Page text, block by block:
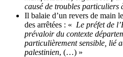
causé de troubles particuliers
Il balaie d’un revers de main
des arrêtées : « Le préfet de
prévaloir du contexte
particulièrement sensible, lié
palestinien, (…) »